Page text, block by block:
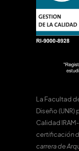
La Facultad
Diseño
Calidad
certificación
carrera de